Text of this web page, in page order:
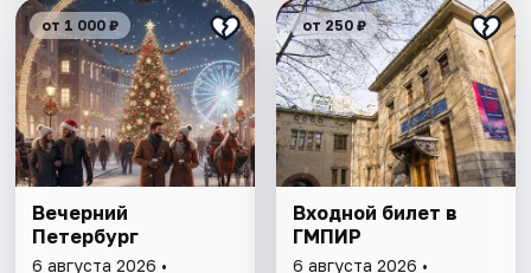
от 1 000 ₽
Вечерний
Петербург
6 августа 2026 •
от 250 ₽
Входной билет в
ГМПИР
6 августа 2026 •